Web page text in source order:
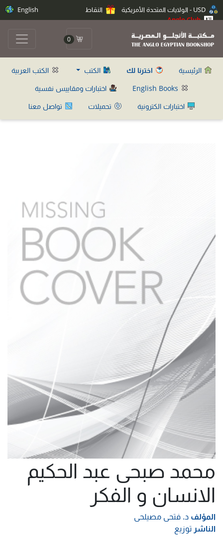
النقاط
Anglo Club
English
0
الرئيسية اخترنا لك الكتب
الكتب العربية
اختبارات ومقاييس نفسية
اختبارات الكترونية
تحميلات تواصل معنا
محمد صبحى عبد الحكيم
الانسان و الفكر
المؤلف د. فتحى مصيلحى
الناشر توزيع